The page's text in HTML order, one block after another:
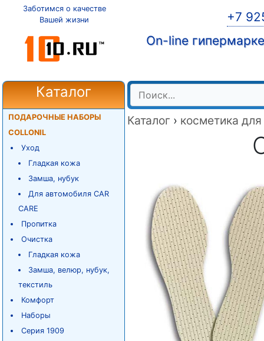
Заботимся о качестве
Вашей жизни
+7
On-line
Каталог
ПОДАРОЧНЫЕ НАБОРЫ
COLLONIL
Уход
Гладкая кожа
Замша, нубук
Для автомобиля CAR
CARE
Пропитка
Очистка
Гладкая кожа
Замша, велюр, нубук,
текстиль
Комфорт
Наборы
Серия 1909
Каталог › косметика